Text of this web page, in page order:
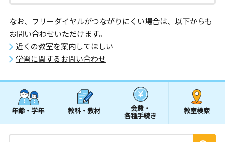
なお、フリーダイヤルがつながりにくい場合は、以下からも
お問い合わせいただけます。
近くの教室を案内してほしい
学習に関するお問い合わせ
年齢・学年 教科・教材 会費・
各種手続き
教室検索